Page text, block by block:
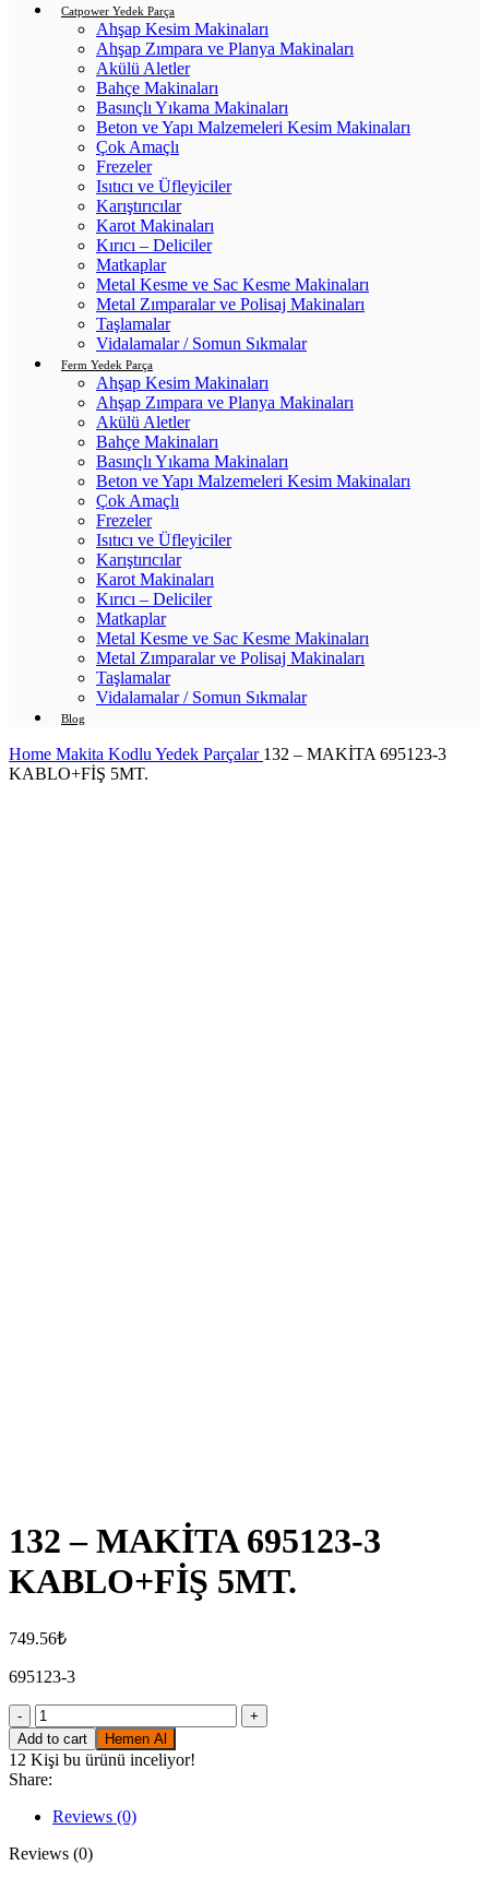
Catpower Yedek Parça
Ahşap Kesim Makinaları
Ahşap Zımpara ve Planya Makinaları
Akülü Aletler
Bahçe Makinaları
Basınçlı Yıkama Makinaları
Beton ve Yapı Malzemeleri Kesim Makinaları
Çok Amaçlı
Frezeler
Isıtıcı ve Üfleyiciler
Karıştırıcılar
Karot Makinaları
Kırıcı – Deliciler
Matkaplar
Metal Kesme ve Sac Kesme Makinaları
Metal Zımparalar ve Polisaj Makinaları
Taşlamalar
Vidalamalar / Somun Sıkmalar
Ferm Yedek Parça
Ahşap Kesim Makinaları
Ahşap Zımpara ve Planya Makinaları
Akülü Aletler
Bahçe Makinaları
Basınçlı Yıkama Makinaları
Beton ve Yapı Malzemeleri Kesim Makinaları
Çok Amaçlı
Frezeler
Isıtıcı ve Üfleyiciler
Karıştırıcılar
Karot Makinaları
Kırıcı – Deliciler
Matkaplar
Metal Kesme ve Sac Kesme Makinaları
Metal Zımparalar ve Polisaj Makinaları
Taşlamalar
Vidalamalar / Somun Sıkmalar
Blog
Home Makita Kodlu Yedek Parçalar 132 – MAKİTA 695123-3
KABLO+FİŞ 5MT.
132 – MAKİTA 695123-3
KABLO+FİŞ 5MT.
749.56₺
695123-3
132
-
MAKİTA
695123-
3
KABLO+FİŞ
5MT.
quantity
Add to cart Hemen Al
12 Kişi bu ürünü inceliyor!
Share:
Reviews (0)
Reviews (0)